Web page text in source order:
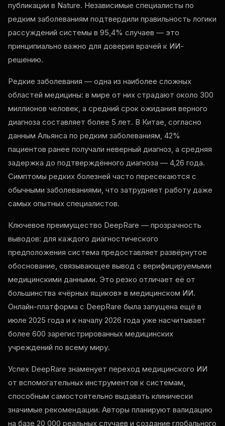
публикации в Nature. Независимые специалисты по
редким заболеваниям подтвердили правильность логики
рассуждений системы в 95,4% случаев — это
принципиально важно для доверия врачей к ИИ-
решению.
Редкие заболевания — одна из наиболее сложных
областей медицины: в мире от них страдают около 300
миллионов человек, а средний срок ожидания верного
диагноза составляет более 5 лет. В Китае, согласно
данным Альянса по редким заболеваниям, 42%
пациентов ранее получали неверный диагноз, а средняя
задержка до подтверждённого диагноза — 4,26 года.
Симптомы редких болезней часто пересекаются с
обычными заболеваниями, что затрудняет работу даже
самых опытных специалистов.
Ключевое преимущество DeepRare — прозрачность
выводов: для каждого диагностического
предположения система предоставляет развёрнутое
обоснование, связывающее вывод с верифицируемыми
медицинскими данными. Это резко отличает её от
большинства «чёрных ящиков» в медицинском ИИ.
Онлайн-платформа с DeepRare была запущена ещё в
июле 2025 года и к началу 2026 года уже насчитывает
более 600 зарегистрированных медицинских
учреждений по всему миру.
Успех DeepRare знаменует переход медицинского ИИ
от вспомогательных инструментов к системам,
способным самостоятельно выдавать клинически
значимые рекомендации. Авторы планируют валидацию
на базе 20 000 реальных случаев и создание глобального